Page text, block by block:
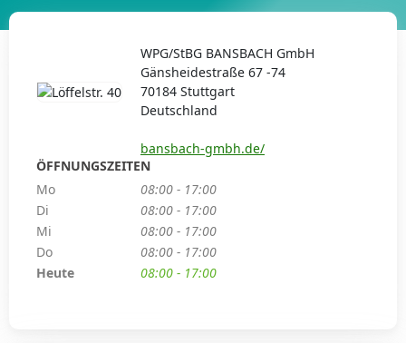
WPG/StBG BANSBACH GmbH
Gänsheidestraße 67 -74
70184 Stuttgart
Deutschland
bansbach-gmbh.de/
ÖFFNUNGSZEITEN
Mo
08:00 - 17:00
Di
08:00 - 17:00
Mi
08:00 - 17:00
Do
08:00 - 17:00
Heute
08:00 - 17:00